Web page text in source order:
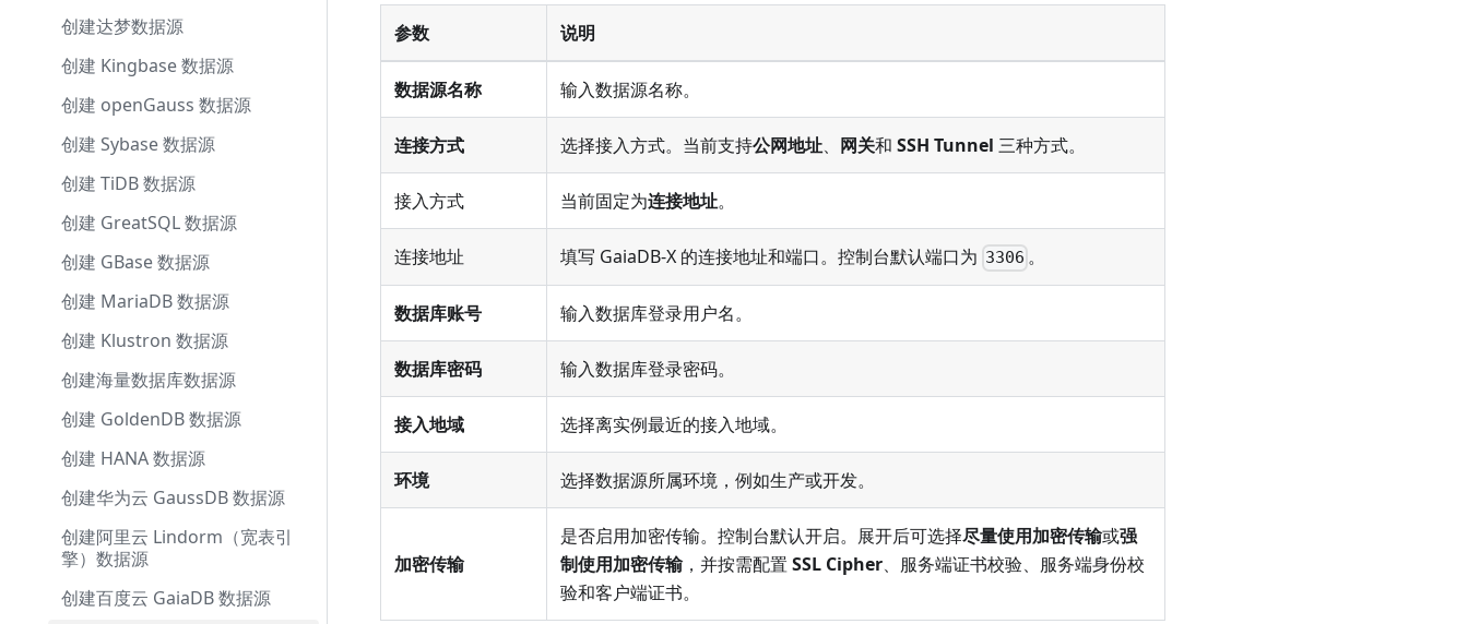
创建达梦数据源
创建 Kingbase 数据源
创建 openGauss 数据源
创建 Sybase 数据源
创建 TiDB 数据源
创建 GreatSQL 数据源
创建 GBase 数据源
创建 MariaDB 数据源
创建 Klustron 数据源
创建海量数据库数据源
创建 GoldenDB 数据源
创建 HANA 数据源
创建华为云 GaussDB 数据源
创建阿里云 Lindorm（宽表引
擎）数据源
创建百度云 GaiaDB 数据源
参数 说明
数据源名称 输入数据源名称。
连接方式 选择接入方式。当前支持公网地址、 网关和 SSH Tunnel 三种方式。
接入方式 当前固定为连接地址。
连接地址 填写 GaiaDB-X 的连接地址和端口。控制台默认端口为 3306 。
数据库账号 输入数据库登录用户名。
数据库密码 输入数据库登录密码。
接入地域 选择离实例最近的接入地域。
环境 选择数据源所属环境，例如生产或开发。
加密传输
是否启用加密传输。控制台默认开启。展开后可选择尽量使用加密传输或强
制使用加密传输，并按需配置SSL Cipher、服务端证书校验、服务端身份校
验和客户端证书。